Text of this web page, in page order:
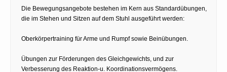
Die Bewegungsangebote bestehen im Kern aus Standardübungen,
die im Stehen und Sitzen auf dem Stuhl ausgeführt werden:
Oberkörpertraining für Arme und Rumpf sowie Beinübungen.
Übungen zur Förderungen des Gleichgewichts, und zur
Verbesserung des Reaktion-u. Koordinationsvermögens.